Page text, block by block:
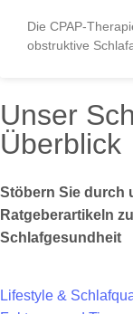
Die CPAP-
obstruktive
Unser
Überblick
Stöbern Sie durch
Ratgeberartikeln
Schlafgesundheit
Lifestyle &